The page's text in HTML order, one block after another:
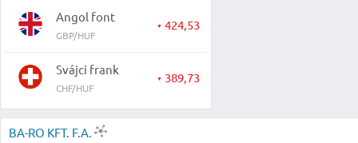
Angol font
GBP/HUF
▼ 424,53
Svájci frank
CHF/HUF
▼ 389,73
BA-RO KFT. F.A.